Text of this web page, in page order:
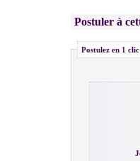
Postuler à
Postulez en 1 clic